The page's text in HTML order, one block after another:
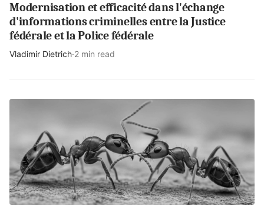
Modernisation et efficacité dans l'échange
d'informations criminelles entre la Justice
fédérale et la Police fédérale
Vladimir Dietrich·2 min read